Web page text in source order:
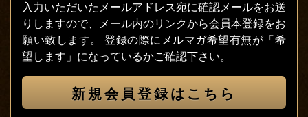
入力いただいたメールアドレス宛に確認メールをお送
りしますので、メール内のリンクから会員本登録をお
願い致します。
登録の際にメルマガ希望有無が「希
望します」になっているかご確認下さい。
新規会員登録はこちら